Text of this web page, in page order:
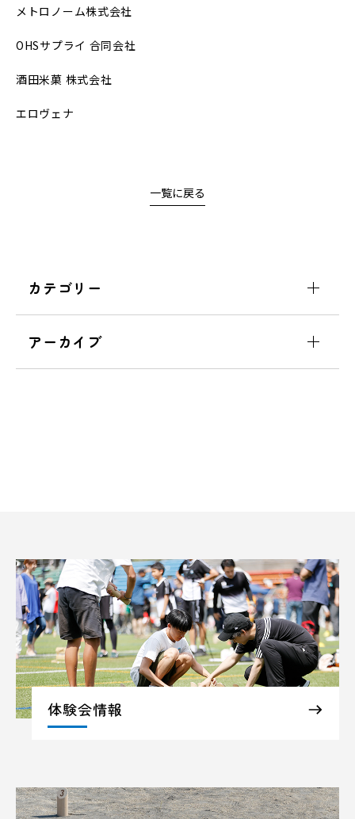
メトロノーム株式会社
OHSサプライ 合同会社
酒田米菓 株式会社
エロヴェナ
一覧に戻る
カテゴリー
アーカイブ
体験会情報